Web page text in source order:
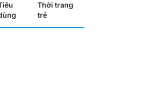
Thời trang
trẻ